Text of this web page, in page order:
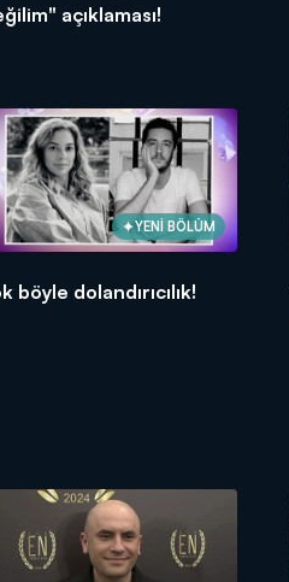
açıklaması!
YENİ BÖLÜM
böyle dolandırıcılık!